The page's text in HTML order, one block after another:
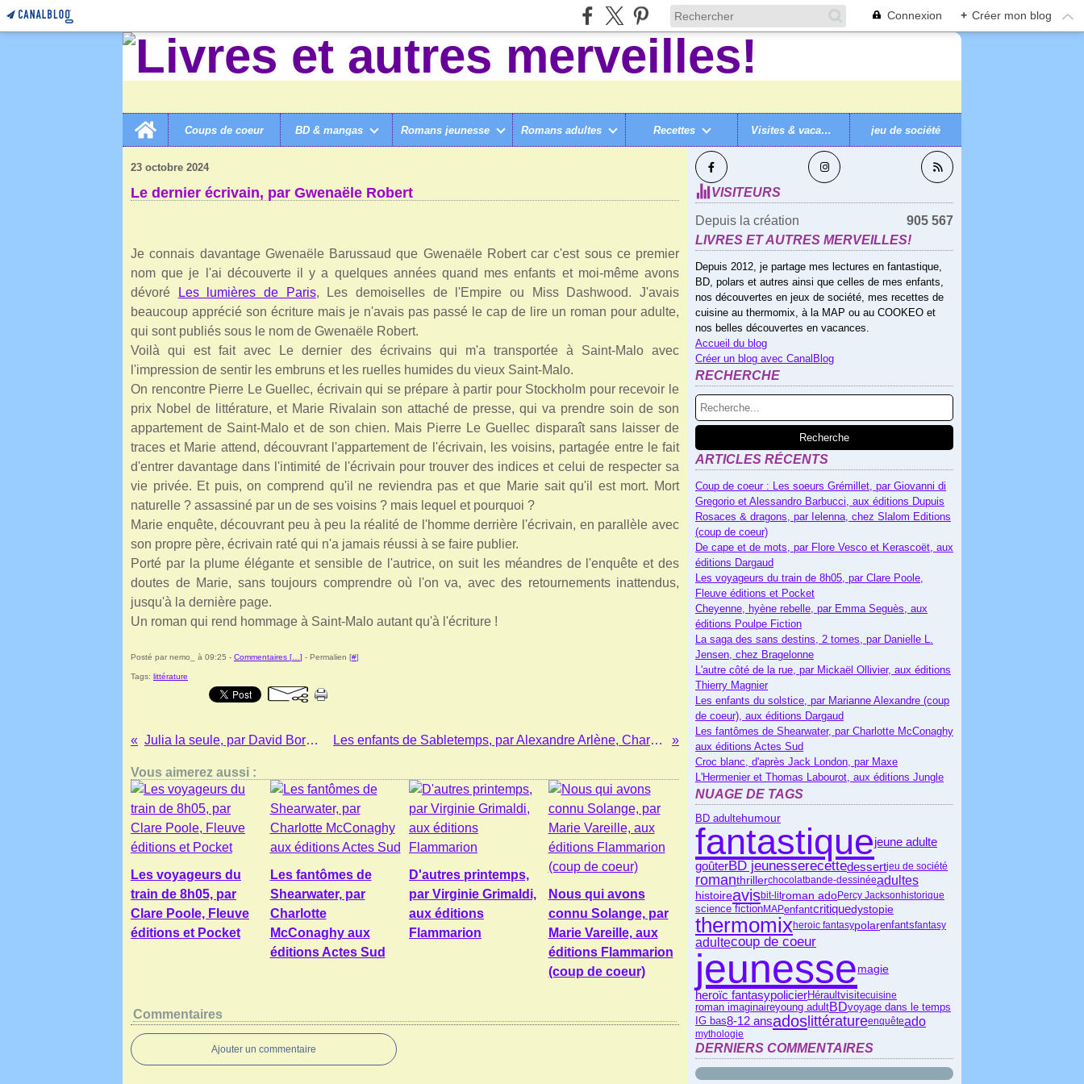
Connexion + Créer mon blog
Home
Coups de coeur
BD & mangas Romans jeunesse Romans adultes Recettes Visites & vacances jeu de société
LIVRES ET AUTRES MERVEILLES! > CATEGORIES > LE DERNIER ÉCRIVAIN, PAR GWENAËLE ROBERT
23 octobre 2024
Le dernier écrivain, par Gwenaële Robert
Je connais davantage Gwenaële Barussaud que Gwenaële Robert car c'est sous ce premier
nom que je l'ai découverte il y a quelques années quand mes enfants et moi-même avons
dévoré
Les lumières de Paris, Les demoiselles de l'Empire ou Miss Dashwood. J'avais
beaucoup apprécié son écriture mais je n'avais pas passé le cap de lire un roman pour adulte,
qui sont publiés sous le nom de Gwenaële Robert.
Voilà qui est fait avec Le dernier des écrivains qui m'a transportée à Saint-Malo avec
l'impression de sentir les embruns et les ruelles humides du vieux Saint-Malo.
On rencontre Pierre Le Guellec, écrivain qui se prépare à partir pour Stockholm pour recevoir le
prix Nobel de littérature, et Marie Rivalain son attaché de presse, qui va prendre soin de son
appartement de Saint-Malo et de son chien. Mais Pierre Le Guellec disparaît sans laisser de
traces et Marie attend, découvrant l'appartement de l'écrivain, les voisins, partagée entre le fait
d'entrer davantage dans l'intimité de l'écrivain pour trouver des indices et celui de respecter sa
vie privée. Et puis, on comprend qu'il ne reviendra pas et que Marie sait qu'il est mort. Mort
naturelle ? assassiné par un de ses voisins ? mais lequel et pourquoi ?
Marie enquête, découvrant peu à peu la réalité de l'homme derrière l'écrivain, en parallèle avec
son propre père, écrivain raté qui n'a jamais réussi à se faire publier.
Porté par la plume élégante et sensible de l'autrice, on suit les méandres de l'enquête et des
doutes de Marie, sans toujours comprendre où l'on va, avec des retournements inattendus,
jusqu'à la dernière page.
Un roman qui rend hommage à Saint-Malo autant qu'à l'écriture !
Posté par nemo_ à 09:25 - Commentaires [ ] - Permalien [#]
Tags: littérature
Julia la seule, par David Boriau et Yuna Park Les enfants de Sabletemps, par Alexandre Arlène, Charlie Lau et Alessandra Marsili
Vous aimerez aussi :
Les voyageurs du
train de 8h05, par
Clare Poole, Fleuve
éditions et Pocket
Les fantômes de
Shearwater, par
Charlotte
McConaghy aux
éditions Actes Sud
D'autres printemps,
par Virginie Grimaldi,
aux éditions
Flammarion
Nous qui avons
connu Solange, par
Marie Vareille, aux
éditions Flammarion
(coup de coeur)
Commentaires
Ajouter un commentaire
SUIVEZ-MOI
VISITEURS
Depuis la création
905 567
LIVRES ET AUTRES MERVEILLES!
Depuis 2012, je partage mes lectures en fantastique,
BD, polars et autres ainsi que celles de mes enfants,
nos découvertes en jeux de société, mes recettes de
cuisine au thermomix, à la MAP ou au COOKEO et
nos belles découvertes en vacances.
Accueil du blog
Créer un blog avec CanalBlog
RECHERCHE
ARTICLES RÉCENTS
Coup de coeur : Les soeurs Grémillet, par Giovanni di
Gregorio et Alessandro Barbucci, aux éditions Dupuis
Rosaces & dragons, par Ielenna, chez Slalom Editions
(coup de coeur)
De cape et de mots, par Flore Vesco et Kerascoët, aux
éditions Dargaud
Les voyageurs du train de 8h05, par Clare Poole,
Fleuve éditions et Pocket
Cheyenne, hyène rebelle, par Emma Seguès, aux
éditions Poulpe Fiction
La saga des sans destins, 2 tomes, par Danielle L.
Jensen, chez Bragelonne
L'autre côté de la rue, par Mickaël Ollivier, aux éditions
Thierry Magnier
Les enfants du solstice, par Marianne Alexandre (coup
de coeur), aux éditions Dargaud
Les fantômes de Shearwater, par Charlotte McConaghy
aux éditions Actes Sud
Croc blanc, d'après Jack London, par Maxe
L'Hermenier et Thomas Labourot, aux éditions Jungle
NUAGE DE TAGS
BD adultehumour
fantastiquejeune adulte
goûterBD jeunesserecettedessertjeu de société
romanthrillerchocolatbande-dessinéeadultes
histoireavisbit-litroman adoPercy Jackson historique
science fictionMAPenfantcritiquedystopie
thermomixheroic fantasypolarenfantsfantasy
adultecoup de coeur
jeunesse magie
heroïc fantasypolicierHéraultvisitecuisine
roman imaginaireyoung adultBDvoyage dans le temps
IG bas8-12 ansadoslittératureenquêteado
mythologie
DERNIERS COMMENTAIRES